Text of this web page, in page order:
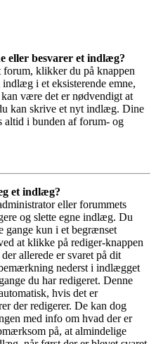
eller besvarer et indlæg?
klikker du på knappen
i et eksisterende emne,
være det er nødvendigt at
kan skrive et nyt indlæg. Dine
altid i bunden af forum- og
et indlæg?
eller forummets
og slette egne indlæg. Du
gange kun i et begrænset
at klikke på rediger-knappen
allerede er svaret på dit
nederst i indlægget
du har redigeret. Denne
hvis det er
der redigerer. De kan dog
med info om hvad der er
på, at almindelige